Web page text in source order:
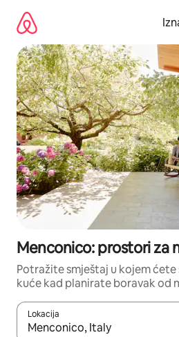
sadržaj
Menconico: prostori za
Potražite smještaj u kojem
kuće kad planirate boravak od
Lokacija
Kada budu dostupni rezultati,